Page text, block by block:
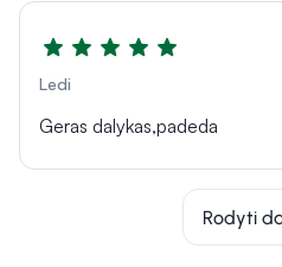
Ledi
Geras dalykas,padeda
Rodyti